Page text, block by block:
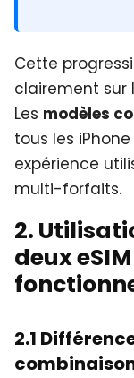
Cette
clairement sur
Les modèles
tous les iPhone
expérience
multi-forfaits.
2.
deux
2.1